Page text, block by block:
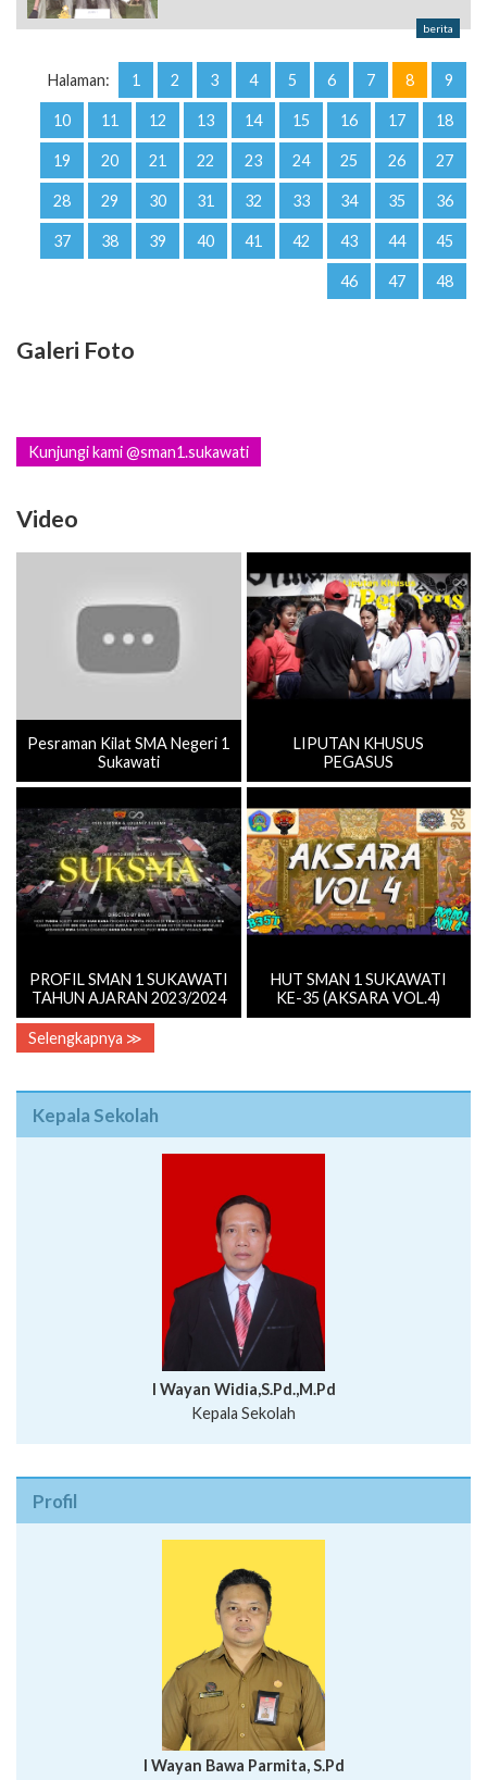
berita
Halaman: 1 2 3 4 5 6 7 8 9
10 11 12 13 14 15 16 17 18
19 20 21 22 23 24 25 26 27
28 29 30 31 32 33 34 35 36
37 38 39 40 41 42 43 44 45
46 47 48
Galeri Foto
Kunjungi kami @sman1.sukawati
Video
Pesraman Kilat SMA Negeri 1
Sukawati
LIPUTAN KHUSUS
PEGASUS
PROFIL SMAN 1 SUKAWATI
TAHUN AJARAN 2023/2024
HUT SMAN 1 SUKAWATI
KE-35 (AKSARA VOL.4)
Selengkapnya ≫
Kepala Sekolah
I Wayan Widia,S.Pd.,M.Pd
Kepala Sekolah
Profil
I Wayan Bawa Parmita, S.Pd
I Wayan Gede Aditya Pratita, S.Pd., M.Sn